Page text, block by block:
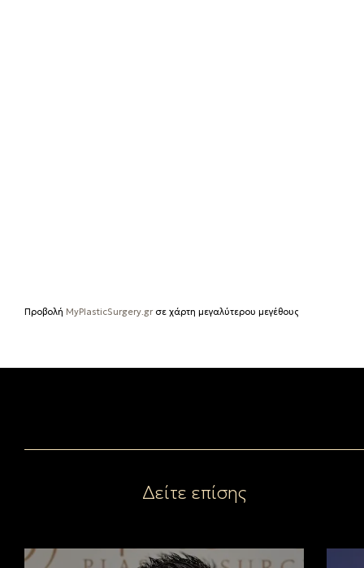
Προβολή MyPlasticSurgery.grσε χάρτη μεγαλύτερου μεγέθους
Δείτε επίσης